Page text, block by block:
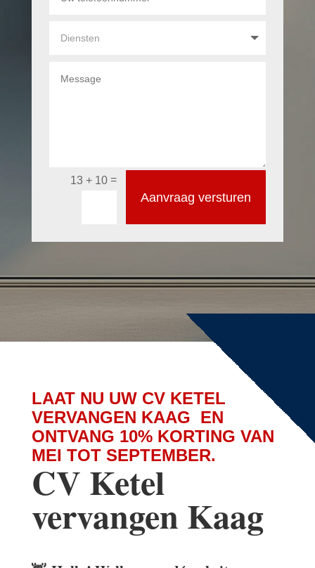
13 + 10=
Aanvraag versturen
LAAT NU UW CV KETEL
VERVANGEN KAAG EN
ONTVANG 10% KORTING VAN
MEI TOT SEPTEMBER.
CV Ketel
vervangen Kaag